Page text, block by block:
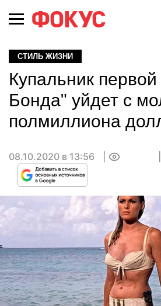
СТИЛЬ ЖИЗНИ
Купальник
Бонда" уйдет с
полмиллиона
08.10.2020 в 13:56